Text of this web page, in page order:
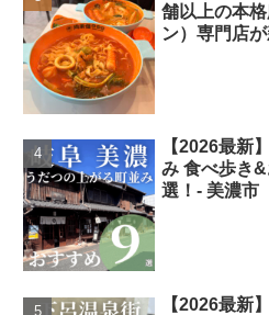
舗以上の本
ン）専門店
【2026最新
み 食べ歩き
選！- 美濃市
【2026最新